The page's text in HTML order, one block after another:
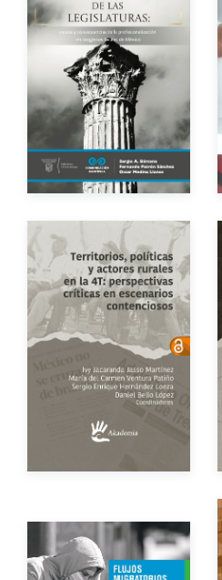
Autores
Año de edición
Impreso $350.00
Autores
Año de edición